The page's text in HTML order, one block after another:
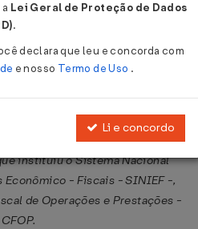
14 de 11/12/2009
em 16 dez 2009
instituiu o Sistema Nacional
- Fiscais - SINIEF -,
de Operações e Prestações -
CFOP.
Lei Geral de Proteção de Dados
.
declara que leu e concorda com
e nosso Termo de Uso .
Li e concordo